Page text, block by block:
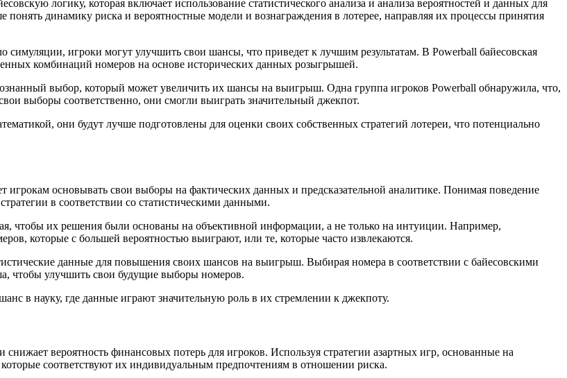
логику, которая включает использование статистического анализа и анализа вероятностей и данных для
динамику риска и вероятностные модели и вознаграждения в лотерее, направляя их процессы принятия
игроки могут улучшить свои шансы, что приведет к лучшим результатам. В Powerball байесовская
комбинаций номеров на основе исторических данных розыгрышей.
выбор, который может увеличить их шансы на выигрыш. Одна группа игроков Powerball обнаружила, что,
выборы соответственно, они смогли выиграть значительный джекпот.
они будут лучше подготовлены для оценки своих собственных стратегий лотереи, что потенциально
игрокам основывать свои выборы на фактических данных и предсказательной аналитике. Понимая поведение
в соответствии со статистическими данными.
чтобы их решения были основаны на объективной информации, а не только на интуиции. Например,
которые с большей вероятностью выиграют, или те, которые часто извлекаются.
данные для повышения своих шансов на выигрыш. Выбирая номера в соответствии с байесовскими
чтобы улучшить свои будущие выборы номеров.
в науку, где данные играют значительную роль в их стремлении к джекпоту.
вероятность финансовых потерь для игроков. Используя стратегии азартных игр, основанные на
соответствуют их индивидуальным предпочтениям в отношении риска.